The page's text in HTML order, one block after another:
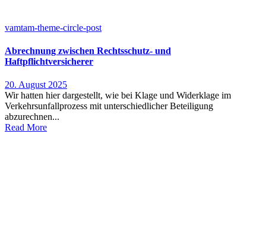
vamtam-theme-circle-post
Abrechnung zwischen Rechtsschutz- und
Haftpflichtversicherer
20. August 2025
Wir hatten hier dargestellt, wie bei Klage und Widerklage im
Verkehrsunfallprozess mit unterschiedlicher Beteiligung
abzurechnen...
Read More